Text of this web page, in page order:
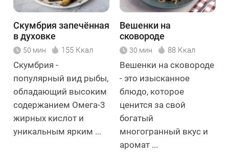
Скумбрия запечённая
в духовке
50 мин 155 Ккал
Скумбрия -
популярный вид рыбы,
обладающий высоким
содержанием Омега-3
жирных кислот и
уникальным ярким ...
Вешенки на
сковороде
30 мин 88 Ккал
Вешенки на сковороде
- это изысканное
блюдо, которое
ценится за свой
богатый
многогранный вкус и
аромат ...